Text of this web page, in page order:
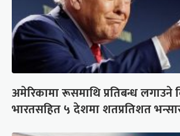
अमेरिकामा रूसमाथि प्रतिबन्ध लगाउने
भारतसहित ५ देशमा शतप्रतिशत